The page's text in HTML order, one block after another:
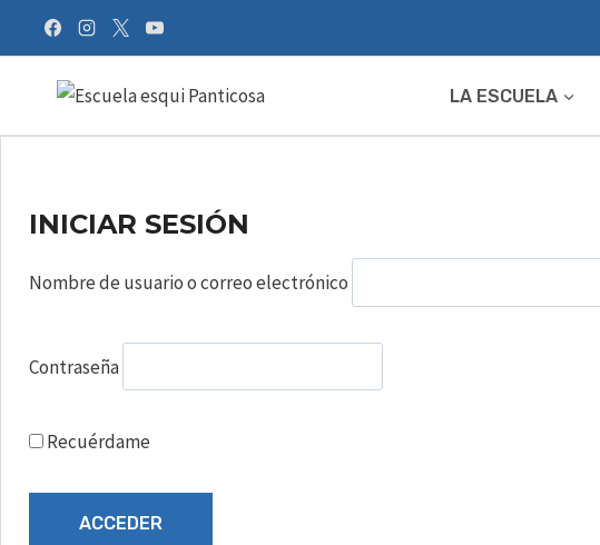
contenido
LA ESCUELA
INICIAR SESIÓN
Nombre de usuario o correo electrónico
Contraseña
Recuérdame